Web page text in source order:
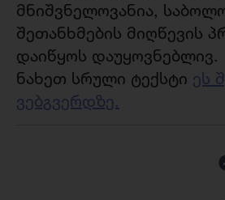
მნიშვნელოვანია,
შეთანხმების მიღწევის
დაიწყოს დაუყოვნებლივ.
ნახეთ სრული ტექსტი ეს
ვებგვერდზე.